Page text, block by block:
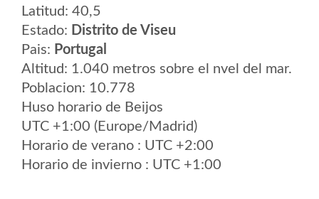
Latitud: 40,5
Estado: Distrito de Viseu
Pais: Portugal
Altitud: 1.040 metros sobre el nvel del mar.
Poblacion: 10.778
Huso horario de Beijos
UTC +1:00 (Europe/Madrid)
Horario de verano : UTC +2:00
Horario de invierno : UTC +1:00